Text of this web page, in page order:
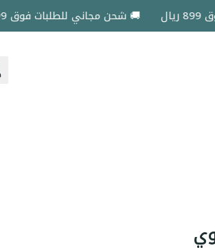
🚚 شحن مجاني للطلبات فوق 899 ريال